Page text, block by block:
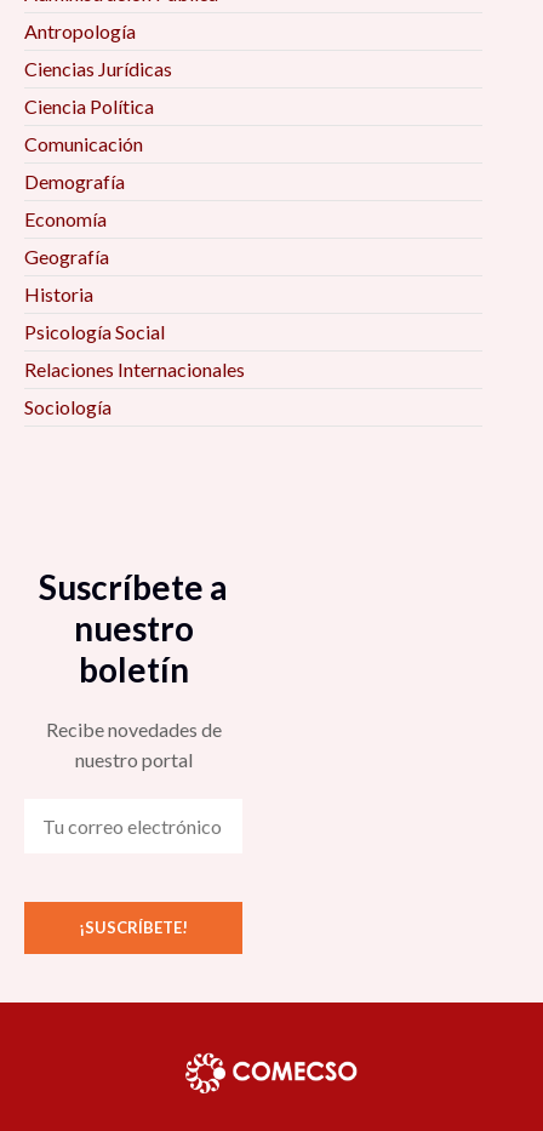
Antropología
Ciencias Jurídicas
Ciencia Política
Comunicación
Demografía
Economía
Geografía
Historia
Psicología Social
Relaciones Internacionales
Sociología
Suscríbete a
nuestro
boletín
Recibe novedades de
nuestro portal